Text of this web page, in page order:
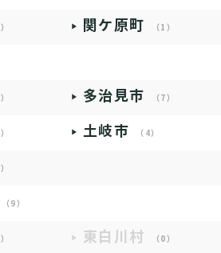
関ケ原町 （1）
多治見市 （7）
土岐市 （4）
（9）
東白川村 （0）